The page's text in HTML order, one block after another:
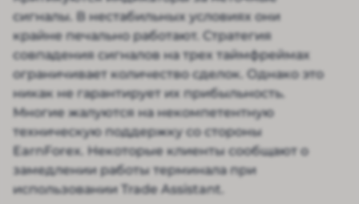
сигналы. В нестабильных условиях они
крайне печально работают. Стратегия
совпадения сигналов на трех таймфреймах
ограничивает количество сделок. Однако это
никак не гарантирует их прибыльность.
Многие жалуются на некомпетентную
техническую поддержку со стороны
EarnForex. Некоторые клиенты сообщают о
замедлении работы терминала при
использовании Trade Assistant.